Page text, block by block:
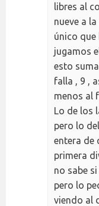
libres al
nueve a
único que
jugamos
esto
falla , 9 ,
menos al
Lo de los
pero lo
entera de
primera
no sabe
pero lo
viendo al